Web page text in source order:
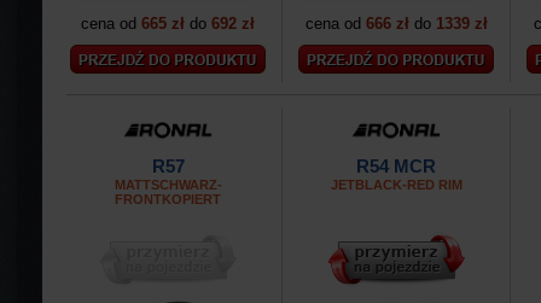
cena od 665 zł do 692 zł cena od 666 złdo 1339 zł
R57
MATTSCHWARZ-
FRONTKOPIERT
R54 MCR
JETBLACK-RED RIM